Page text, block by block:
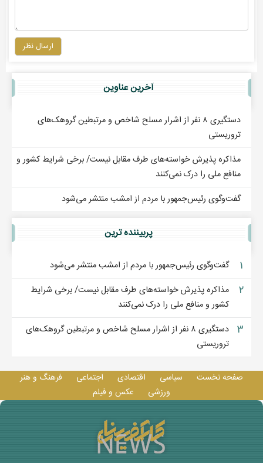
ارسال نظر
آخرين عناوين
دستگیری ۸ نفر از اشرار مسلح شاخص و مرتبطین گروهک‌های
تروریستی
مذاکره پذیرش خواسته‌های طرف مقابل نیست/ برخی شرایط کشور و
منافع ملی را درک نمی‌کنند
گفت‌وگوی رئیس‌جمهور با مردم از امشب منتشر می‌شود
پربيننده ترين
۱ گفت‌وگوی رئیس‌جمهور با مردم از امشب منتشر می‌شود
۲
مذاکره پذیرش خواسته‌های طرف مقابل نیست/ برخی شرایط
کشور و منافع ملی را درک نمی‌کنند
۳
دستگیری ۸ نفر از اشرار مسلح شاخص و مرتبطین گروهک‌های
تروریستی
صفحه نخست سیاسی اقتصادی اجتماعی
فرهنگ و هنر
ورزشی
عکس و فيلم